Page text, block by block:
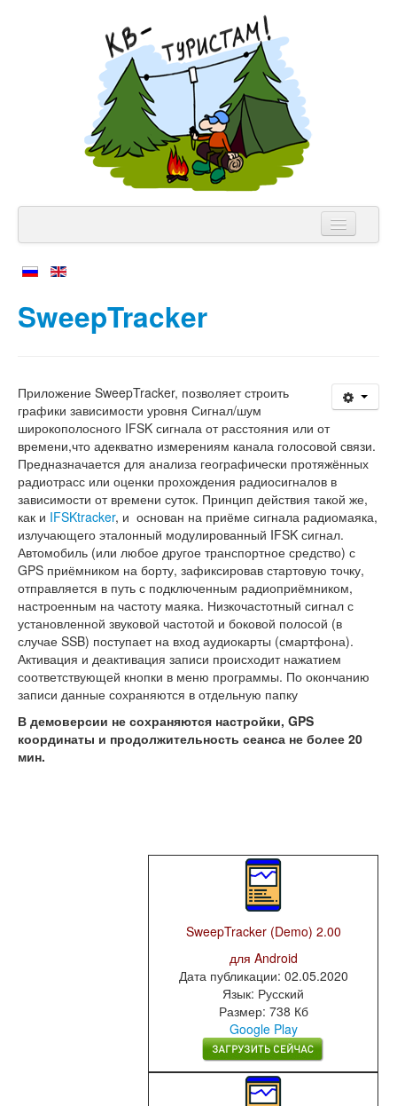
Теория
Статьи
Эксперименты
География
КВ шлюзы
Медиа
Обратная связь
SweepTracker
Приложение SweepTracker, позволяет строить
графики зависимости уровня Сигнал/шум
широкополосного IFSK сигнала от расстояния или от
времени,что адекватно измерениям канала голосовой связи.
Предназначается для анализа географически протяжённых
радиотрасс или оценки прохождения радиосигналов в
зависимости от времени суток. Принцип действия такой же,
как и IFSKtracker, и основан на приёме сигнала радиомаяка,
излучающего эталонный модулированный IFSK сигнал.
Автомобиль (или любое другое транспортное средство) с
GPS приёмником на борту, зафиксировав стартовую точку,
отправляется в путь с подключенным радиоприёмником,
настроенным на частоту маяка. Низкочастотный сигнал с
установленной звуковой частотой и боковой полосой (в
случае SSB) поступает на вход аудиокарты (смартфона).
Активация и деактивация записи происходит нажатием
соответствующей кнопки в меню программы. По окончанию
записи данные сохраняются в отдельную папку
В демоверсии не сохраняются настройки, GPS
координаты и продолжительность сеанса не более 20
мин.
SweepTracker (Demo) 2.00
для Android
Дата публикации: 02.05.2020
Язык: Русский
Размер: 738 Кб
Google Play